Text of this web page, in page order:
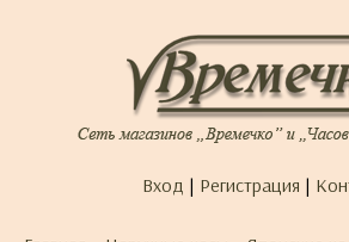
Вход | Регистрация |